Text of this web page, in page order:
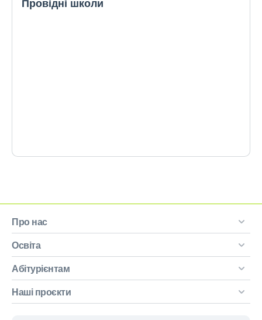
Про нас
Освіта
Абітурієнтам
Наші проєкти